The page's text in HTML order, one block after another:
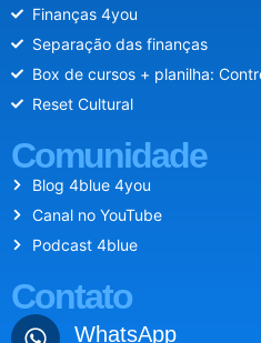
Finanças 4you
Separação das finanças
Box de cursos + planilha:
Reset Cultural
Comunidade
Blog 4blue 4you
Canal no YouTube
Podcast 4blue
Contato
WhatsApp